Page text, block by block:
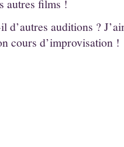
autres films !
d’autres auditions ?
cours d’improvisation !